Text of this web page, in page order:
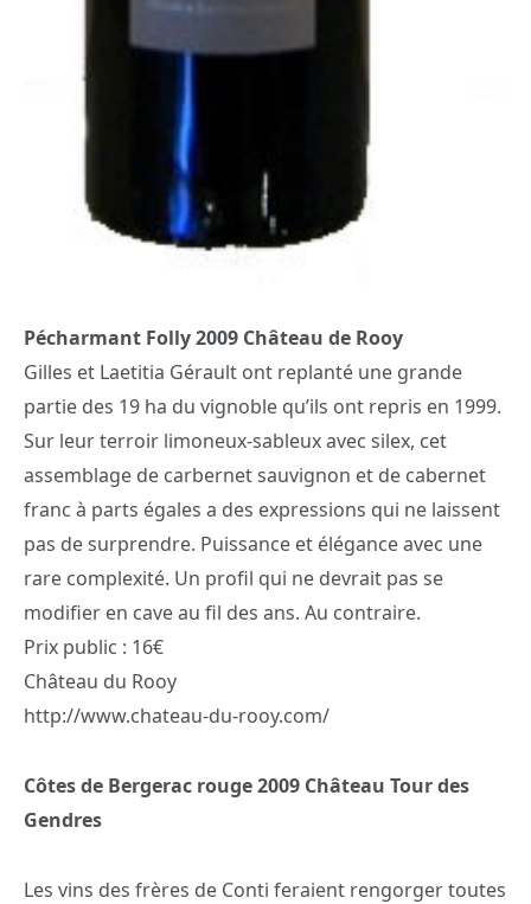
Pécharmant Folly 2009 Château de Rooy
Gilles et Laetitia Gérault ont replanté une grande
partie des 19 ha du vignoble qu’ils ont repris en 1999.
Sur leur terroir limoneux-sableux avec silex, cet
assemblage de carbernet sauvignon et de cabernet
franc à parts égales a des expressions qui ne laissent
pas de surprendre. Puissance et élégance avec une
rare complexité. Un profil qui ne devrait pas se
modifier en cave au fil des ans. Au contraire.
Prix public : 16€
Château du Rooy
http://www.chateau-du-rooy.com/
Côtes de Bergerac rouge 2009 Château Tour des
Gendres
Les vins des frères de Conti feraient rengorger toutes